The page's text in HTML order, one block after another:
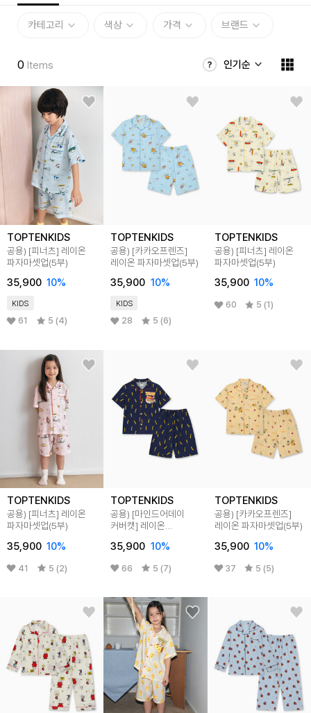
카테고리 색상 가격 브랜드
0 Items 인기순
TOPTENKIDS
공용) [피너츠] 레이온
파자마셋업(5부)
35,900 10%
KIDS
61 5 (4)
TOPTENKIDS
공용) [카카오프렌즈]
레이온 파자마셋업(5부)
35,900 10%
KIDS
28 5 (6)
TOPTENKIDS
공용) [피너츠] 레이온
파자마셋업(5부)
35,900 10%
60 5 (1)
TOPTENKIDS
공용) [피너츠] 레이온
파자마셋업(5부)
35,900 10%
41 5 (2)
TOPTENKIDS
공용) [마인드어데이
커버캣] 레이온
35,900 10%
66 5 (7)
TOPTENKIDS
공용) [카카오프렌즈]
레이온 파자마셋업(5부)
35,900 10%
37 5 (5)